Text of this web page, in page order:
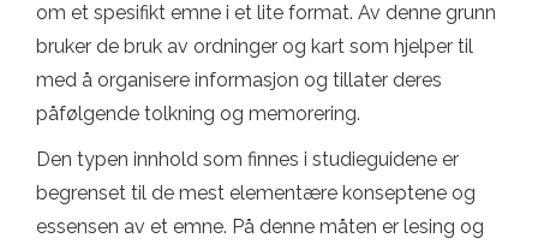
om et spesifikt emne i et lite format. Av denne grunn
bruker de bruk av ordninger og kart som hjelper til
med å organisere informasjon og tillater deres
påfølgende tolkning og memorering.
Den typen innhold som finnes i studieguidene er
begrenset til de mest elementære konseptene og
essensen av et emne. På denne måten er lesing og